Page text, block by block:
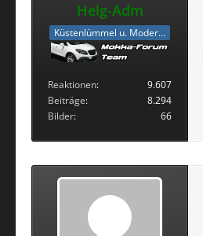
Helg-Adm
Küstenlümmel u. Moderator
Reaktionen
9.607
Beiträge
8.294
Bilder
66